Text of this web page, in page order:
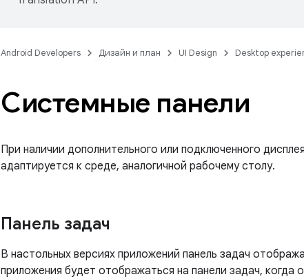
Android Developers Дизайн и план UI Design Desktop
Системные панели
При наличии дополнительного или подключенного
адаптируется к среде, аналогичной рабочему столу.
Панель задач
В настольных версиях приложений панель задач
приложения будет отображаться на панели задач, когда